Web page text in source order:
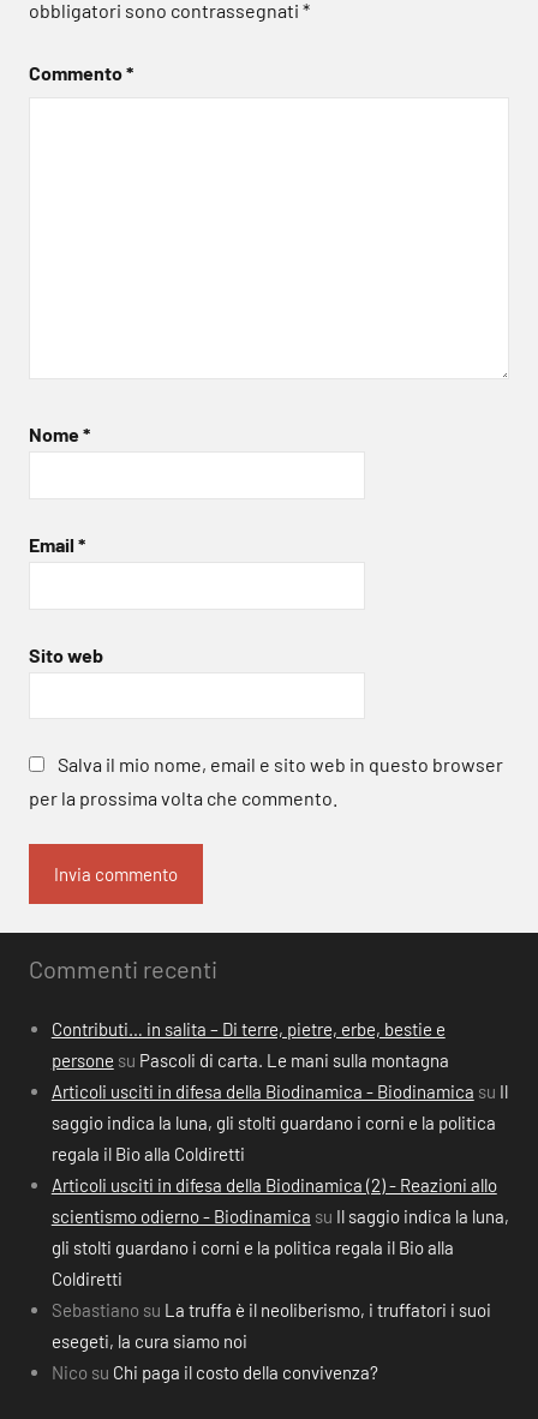
obbligatori sono contrassegnati *
Commento*
Nome*
Email *
Sito web
Salva il mio nome, email e sito web in questo browser
per la prossima volta che commento.
Commenti recenti
Contributi… in salita – Di terre, pietre, erbe, bestie e
persone su Pascoli di carta. Le mani sulla montagna
Articoli usciti in difesa della Biodinamica - Biodinamica su Il
saggio indica la luna, gli stolti guardano i corni e la politica
regala il Bio alla Coldiretti
Articoli usciti in difesa della Biodinamica (2) - Reazioni allo
scientismo odierno - Biodinamica su Il saggio indica la luna,
gli stolti guardano i corni e la politica regala il Bio alla
Coldiretti
Sebastiano su La truffa è il neoliberismo, i truffatori i suoi
esegeti, la cura siamo noi
Nico su Chi paga il costo della convivenza?